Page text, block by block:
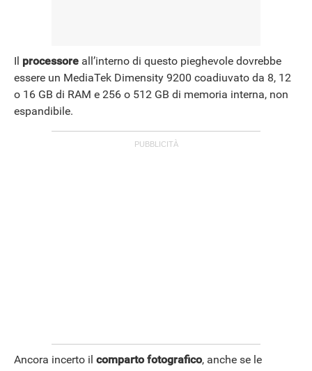
Il processore all’interno di questo pieghevole dovrebbe
essere un MediaTek Dimensity 9200 coadiuvato da 8, 12
o 16 GB di RAM e 256 o 512 GB di memoria interna, non
espandibile.
Ancora incerto il comparto fotografico, anche se le